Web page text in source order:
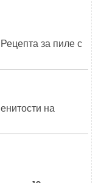
за пиле с
на